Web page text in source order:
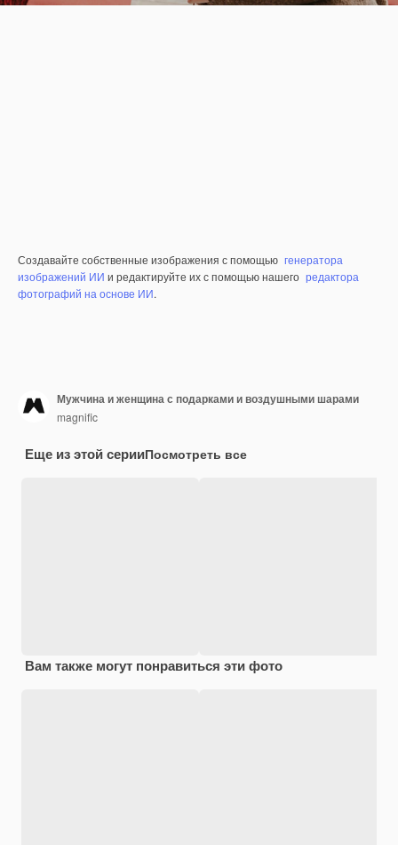
Создавайте собственные изображения с помощью генератора
изображений ИИ и редактируйте их с помощью нашего редактора
фотографий на основе ИИ.
Мужчина и женщина с подарками и воздушными шарами
magnific
Еще из этой серииПосмотреть все
Вам также могут понравиться эти фото